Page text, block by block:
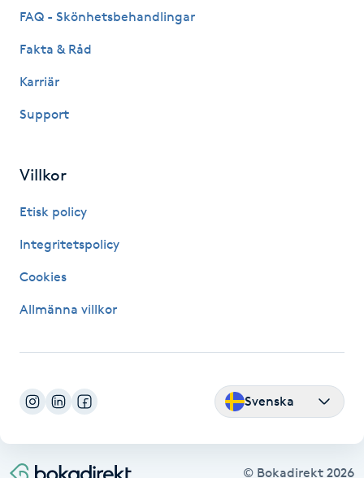
Hypnos
Hårborttagning
Hårbottenbehandling
Hårförlängning
Hälsa
Hälsprickor
Idrottsmassage
IPL
FAQ - Skönhetsbehandlingar
Fakta & Råd
Karriär
Support
Villkor
Etisk policy
Integritetspolicy
Cookies
Allmänna villkor
Svenska
© Bokadirekt 2026